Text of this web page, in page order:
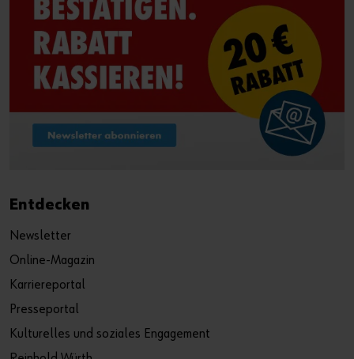
Entdecken
Newsletter
Online-Magazin
Karriereportal
Presseportal
Kulturelles und soziales Engagement